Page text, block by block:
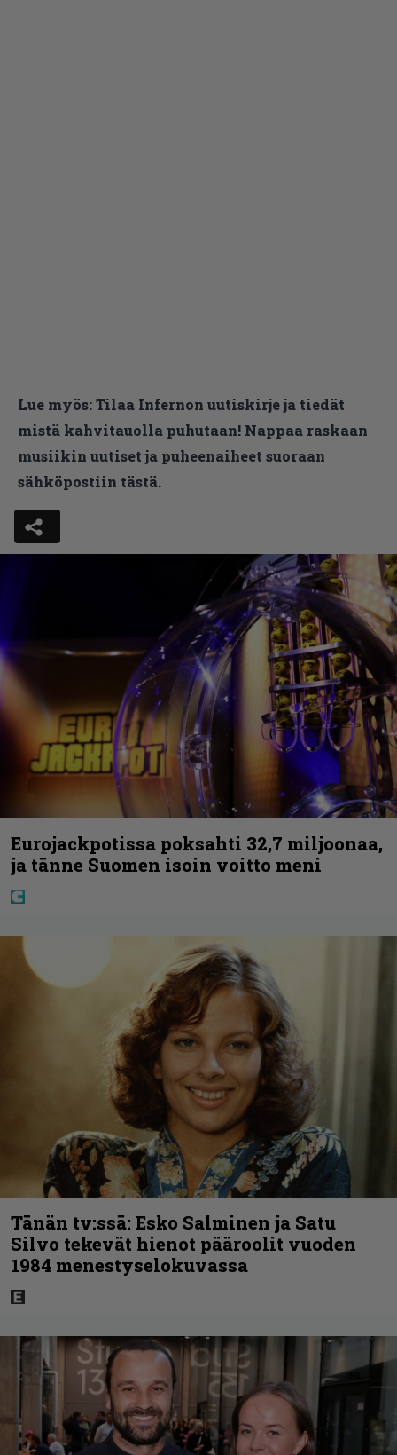
Lue myös:Tilaa Infernon uutiskirje ja tiedät
mistä kahvitauolla puhutaan! Nappaa raskaan
musiikin uutiset ja puheenaiheet suoraan
sähköpostiin tästä.
Eurojackpotissa poksahti 32,7 miljoonaa,
ja tänne Suomen isoin voitto meni
Tänän tv:ssä: Esko Salminen ja Satu
Silvo tekevät hienot pääroolit vuoden
1984 menestyselokuvassa